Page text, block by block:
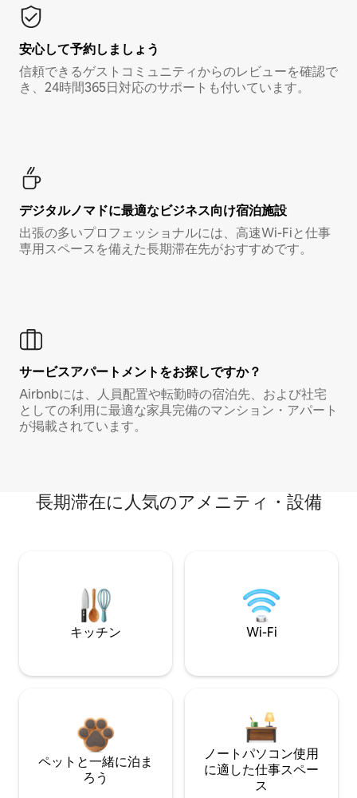
安心して予約しましょう
信頼できるゲストコミュニティからのレビューを確認で
き、24時間365日対応のサポートも付いています。
デジタルノマド⁠に最⁠適⁠なビ⁠ジ⁠ネ⁠ス⁠向⁠け宿⁠泊⁠施⁠設
出張の多いプロフェッショナルには、高速Wi-Fiと仕事
専用スペースを備えた長期滞在先がおすすめです。
サービスアパートメントをお探しですか？
Airbnbには、人員配置や転勤時の宿泊先、および社宅
としての利用に最適な家具完備のマンション・アパート
が掲載されています。
長期滞在に人気のアメニティ・設備
キッチン Wi-Fi
ペットと一緒に泊ま
ろう
ノートパソコン使用
に適した仕事スペー
ス